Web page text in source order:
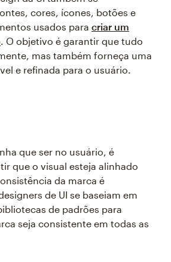
cores, ícones, botões e
usados para criar um
. O objetivo é garantir que tudo
mas também forneça uma
e refinada para o usuário.
que ser no usuário, é
que o visual esteja alinhado
da marca é
de UI se baseiam em
de padrões para
seja consistente em todas as